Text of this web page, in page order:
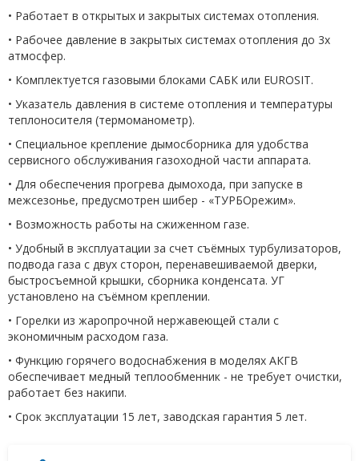
• Работает в открытых и закрытых системах отопления.
• Рабочее давление в закрытых системах отопления до 3х
атмосфер.
• Комплектуется газовыми блоками САБК или EUROSIT.
• Указатель давления в системе отопления и температуры
теплоносителя (термоманометр).
• Специальное крепление дымосборника для удобства
сервисного обслуживания газоходной части аппарата.
• Для обеспечения прогрева дымохода, при запуске в
межсезонье, предусмотрен шибер - «ТУРБОрежим».
• Возможность работы на сжиженном газе.
• Удобный в эксплуатации за счет съёмных турбулизаторов,
подвода газа с двух сторон, перенавешиваемой дверки,
быстросъемной крышки, сборника конденсата. УГ
установлено на съёмном креплении.
• Горелки из жаропрочной нержавеющей стали с
экономичным расходом газа.
• Функцию горячего водоснабжения в моделях АКГВ
обеспечивает медный теплообменник - не требует очистки,
работает без накипи.
• Срок эксплуатации 15 лет, заводская гарантия 5 лет.